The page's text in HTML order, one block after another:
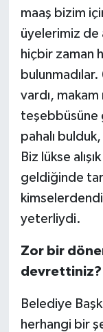
maaş bizim
üyelerimiz de
hiçbir zaman
bulunmadılar.
vardı,
teşebbüsüne
pahalı
Biz lükse
geldiğinde
yeterliydi.
Zor bir
devrettiniz?
Belediye
herhangi bir